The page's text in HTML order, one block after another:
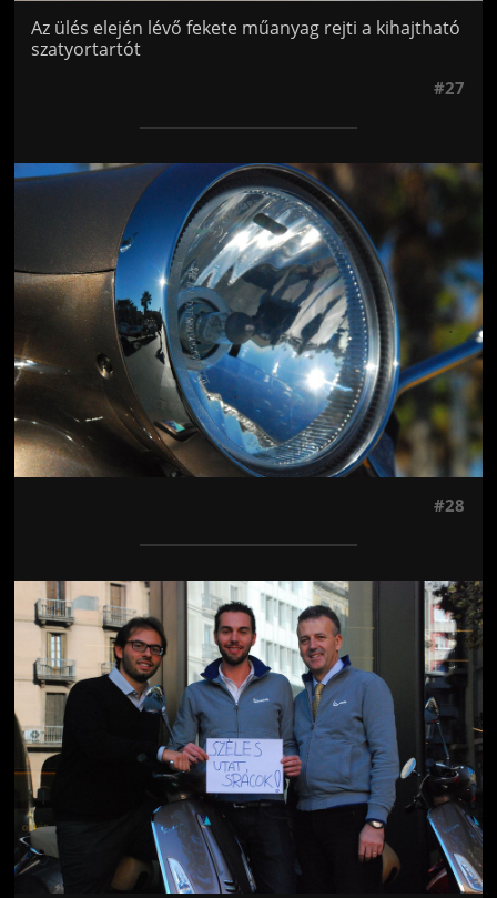
Az ülés elején lévő fekete műanyag rejti a kihajtható
szatyortartót
#27
Jön még kép!
#28
Jön még kép!